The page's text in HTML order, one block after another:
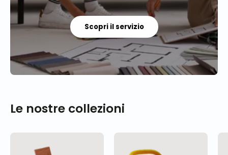
Scopri il servizio
Le nostre collezioni